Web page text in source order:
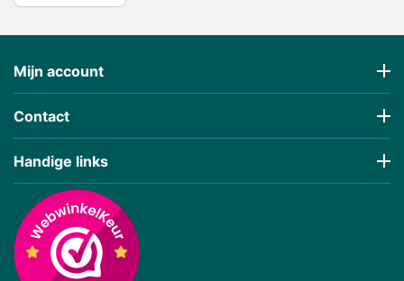
Mijn account
Contact
Handige links